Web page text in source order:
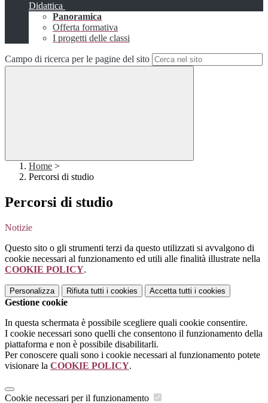
Didattica
Panoramica
Offerta formativa
I progetti delle classi
Campo di ricerca per le pagine del sito
Home >
Percorsi di studio
Percorsi di studio
Notizie
Questo sito o gli strumenti terzi da questo utilizzati si avvalgono di
cookie necessari al funzionamento ed utili alle finalità illustrate nella
COOKIE POLICY.
Personalizza Rifiuta tutti i cookies Accetta tutti i cookies
Gestione cookie
In questa schermata è possibile scegliere quali cookie consentire.
I cookie necessari sono quelli che consentono il funzionamento della
piattaforma e non è possibile disabilitarli.
Per conoscere quali sono i cookie necessari al funzionamento potete
visionare la COOKIE POLICY.
Cookie necessari per il funzionamento